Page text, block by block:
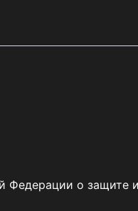
Федерации о защите